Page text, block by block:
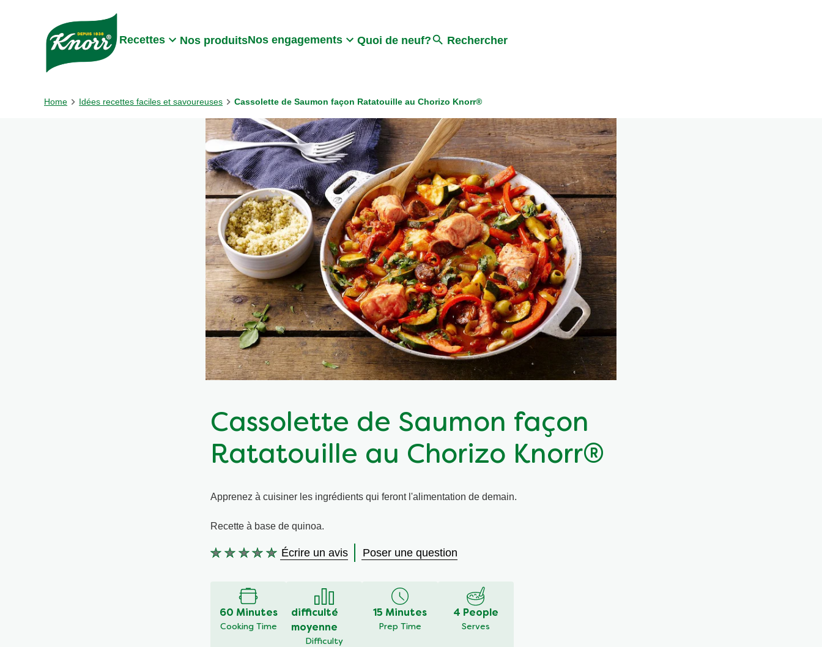
Recettes Nos produitsNos engagements Quoi de neuf? Rechercher
Home Idées recettes faciles et savoureuses Cassolette de Saumon façon Ratatouille au Chorizo Knorr®
Cassolette de Saumon façon
Ratatouille au Chorizo Knorr®
Apprenez à cuisiner les ingrédients qui feront l'alimentation de demain.
Recette à base de quinoa.
Aucune
recipe
Écrire un avis Poser une question
60 Minutes
Cooking Time
difficulté
moyenne
Difficulty
15 Minutes
Prep Time
4 People
Serves